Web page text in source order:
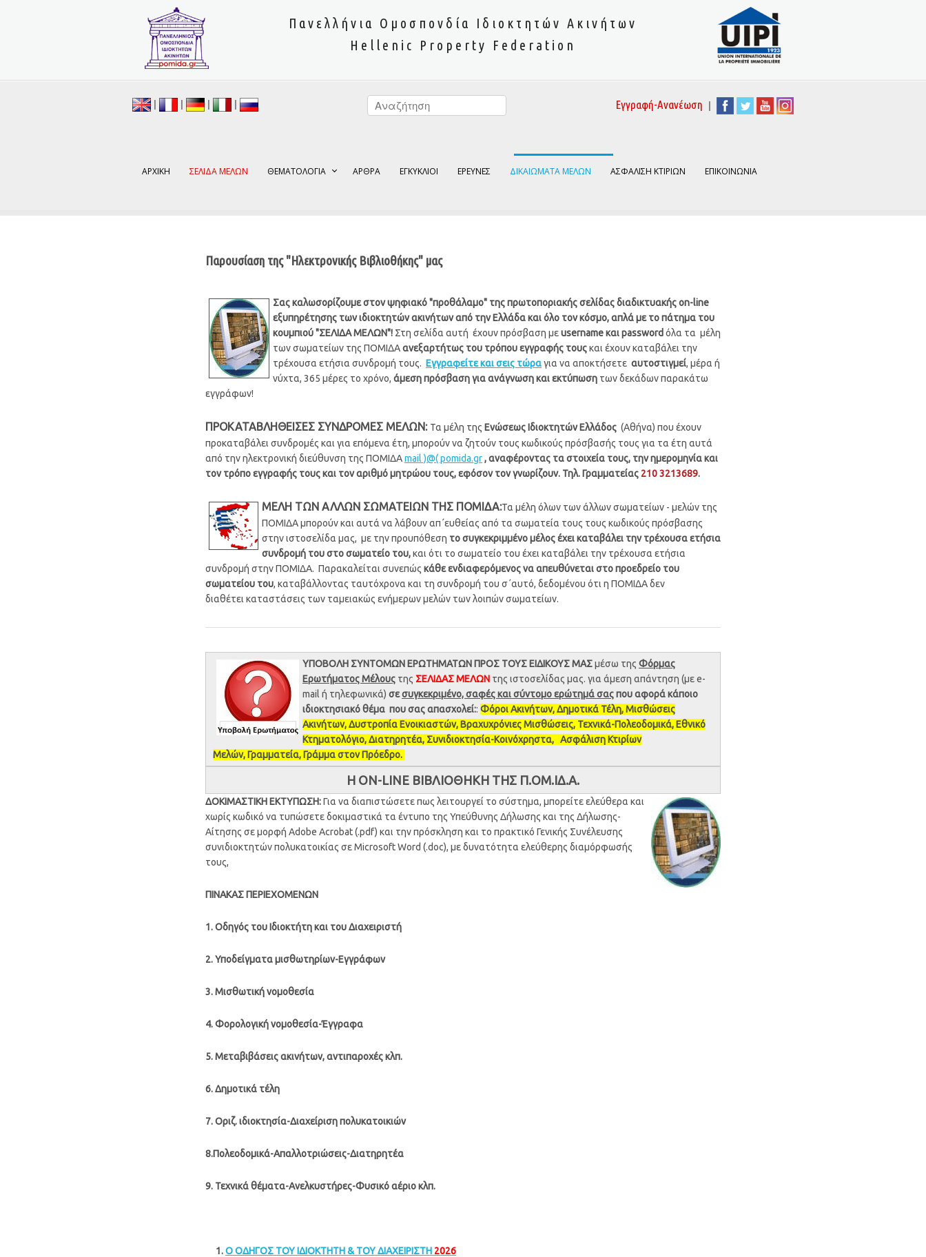
Πανελλήνια Ομοσπονδία Ιδιοκτητών Ακινήτων
Hellenic Property Federation
| | | | Εγγραφή-Ανανέωση |
ΑΡΧΙΚΗ ΣΕΛΙΔΑ ΜΕΛΩΝ ΘΕΜΑΤΟΛΟΓΙΑ ΑΡΘΡΑ ΕΓΚΥΚΛΙΟΙ ΕΡΕΥΝΕΣ ΔΙΚΑΙΩΜΑΤΑ ΜΕΛΩΝ ΑΣΦΑΛΙΣΗ ΚΤΙΡΙΩΝ ΕΠΙΚΟΙΝΩΝΙΑ
Παρουσίαση της "Ηλεκτρονικής Βιβλιοθήκης" μας
Σας καλωσορίζουμε στον ψηφιακό "προθάλαμο" της πρωτοποριακής σελίδας διαδικτυακής on-line
εξυπηρέτησης των ιδιοκτητών ακινήτων από την Ελλάδα και όλο τον κόσμο, απλά με το πάτημα του
κουμπιού "ΣΕΛΙΔΑ ΜΕΛΩΝ"! Στη σελίδα αυτή έχουν πρόσβαση μεusername και password όλα τα μέλη
των σωματείων της ΠΟΜΙΔΑανεξαρτήτως του τρόπου εγγραφής τουςκαι έχουν καταβάλει την
τρέχουσα ετήσια συνδρομή τους. Εγγραφείτε και σεις τώραγια να αποκτήσετε αυτοστιγμεί, μέρα ή
νύχτα, 365 μέρες το χρόνο, άμεση πρόσβαση για ανάγνωση και εκτύπωση των δεκάδων παρακάτω
εγγράφων!
ΠΡΟΚΑΤΑΒΛΗΘΕΙΣΕΣ ΣΥΝΔΡΟΜΕΣ ΜΕΛΩΝ: Τα μέλη της Ενώσεως Ιδιοκτητών Ελλάδος (Αθήνα) που έχουν
προκαταβάλει συνδρομές και για επόμενα έτη, μπορούν να ζητούν τους κωδικούς πρόσβασής τους για τα έτη αυτά
από την ηλεκτρονική διεύθυνση της ΠΟΜΙΔΑmail )@( pomida.gr, αναφέροντας τα στοιχεία τους, την ημερομηνία και
τον τρόπο εγγραφής τους και τον αριθμό μητρώου τους, εφόσον τον γνωρίζουν. Τηλ. Γραμματείας 210 3213689.
ΜΕΛΗ ΤΩΝ ΑΛΛΩΝ ΣΩΜΑΤΕΙΩΝ ΤΗΣ ΠΟΜΙΔΑ:Τα μέλη όλων των άλλων σωματείων - μελών της
ΠΟΜΙΔΑ μπορούν και αυτά να λάβουν απ΄ευθείας από τα σωματεία τους τους κωδικούς πρόσβασης
στην ιστοσελίδα μας, με την προυπόθεση το συγκεκριμμένο μέλος έχει καταβάλει την τρέχουσα ετήσια
συνδρομή του στο σωματείο του,και ότι το σωματείο του έχει καταβάλει την τρέχουσα ετήσια
συνδρομή στην ΠΟΜΙΔΑ. Παρακαλείται συνεπώς κάθε ενδιαφερόμενοςνα απευθύνεται στο προεδρείο του
σωματείου του, καταβάλλοντας ταυτόχρονα και τη συνδρομή του σ΄αυτό, δεδομένου ότι η ΠΟΜΙΔΑ δεν
διαθέτει καταστάσεις των ταμειακώς ενήμερων μελών των λοιπών σωματείων.
ΥΠΟΒΟΛΗ ΣΥΝΤΟΜΩΝ ΕΡΩΤΗΜΑΤΩΝ ΠΡΟΣ ΤΟΥΣ ΕΙΔΙΚΟΥΣ ΜΑΣμέσω της Φόρμας
Ερωτήματος Μέλους της ΣΕΛΙΔΑΣ ΜΕΛΩΝ της ιστοσελίδας μας. για άμεση απάντηση (με e-
mail ή τηλεφωνικά) σεσυγκεκριμένο, σαφές και σύντομο ερώτημά σαςπου αφορά κάποιο
ιδιοκτησιακό θέμα που σας απασχολεί:: Φόροι Ακινήτων, Δημοτικά Τέλη, Μισθώσεις
Ακινήτων, Δυστροπία Ενοικιαστών, Βραχυχρόνιες Μισθώσεις, Τεχνικά-Πολεοδομικά, Εθνικό
Κτηματολόγιο, Διατηρητέα, Συνιδιοκτησία-Κοινόχρηστα, Ασφάλιση Κτιρίων
Μελών, Γραμματεία, Γράμμα στον Πρόεδρο.
Η ON-LINE ΒΙΒΛΙΟΘΗΚΗ ΤΗΣ Π.ΟΜ.ΙΔ.Α.
ΔΟΚΙΜΑΣΤΙΚΗ ΕΚΤΥΠΩΣΗ:Για να διαπιστώσετε πως λειτουργεί το σύστημα, μπορείτε ελεύθερα και
χωρίς κωδικό να τυπώσετε δοκιμαστικά τα έντυπο της Υπεύθυνης Δήλωσης και της Δήλωσης-
Αίτησης σε μορφή Adobe Acrobat (.pdf) και την πρόσκληση και το πρακτικό Γενικής Συνέλευσης
συνιδιοκτητών πολυκατοικίας σε Microsoft Word (.doc), με δυνατότητα ελεύθερης διαμόρφωσής
τους,
ΠΙΝΑΚΑΣ ΠΕΡΙΕΧΟΜΕΝΩΝ
1. Οδηγός του Ιδιοκτήτη και του Διαχειριστή
2. Υποδείγματα μισθωτηρίων-Εγγράφων
3. Μισθωτική νομοθεσία
4. Φορολογική νομοθεσία-Έγγραφα
5. Μεταβιβάσεις ακινήτων, αντιπαροχές κλπ.
6. Δημοτικά τέλη
7. Οριζ. ιδιοκτησία-Διαχείριση πολυκατοικιών
8.Πολεοδομικά-Απαλλοτριώσεις-Διατηρητέα
9. Τεχνικά θέματα-Ανελκυστήρες-Φυσικό αέριο κλπ.
1.Ο ΟΔΗΓΟΣ ΤΟΥ ΙΔΙΟΚΤΗΤΗ & ΤΟΥ ΔΙΑΧΕΙΡΙΣΤH 2026